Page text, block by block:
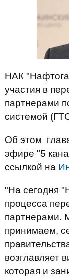
НАК
участия в
партнерами
системой
Об этом
эфире "5
ссылкой на
"На сегодня
процесса
партнерами.
принимаем,
возглавляет
которая и